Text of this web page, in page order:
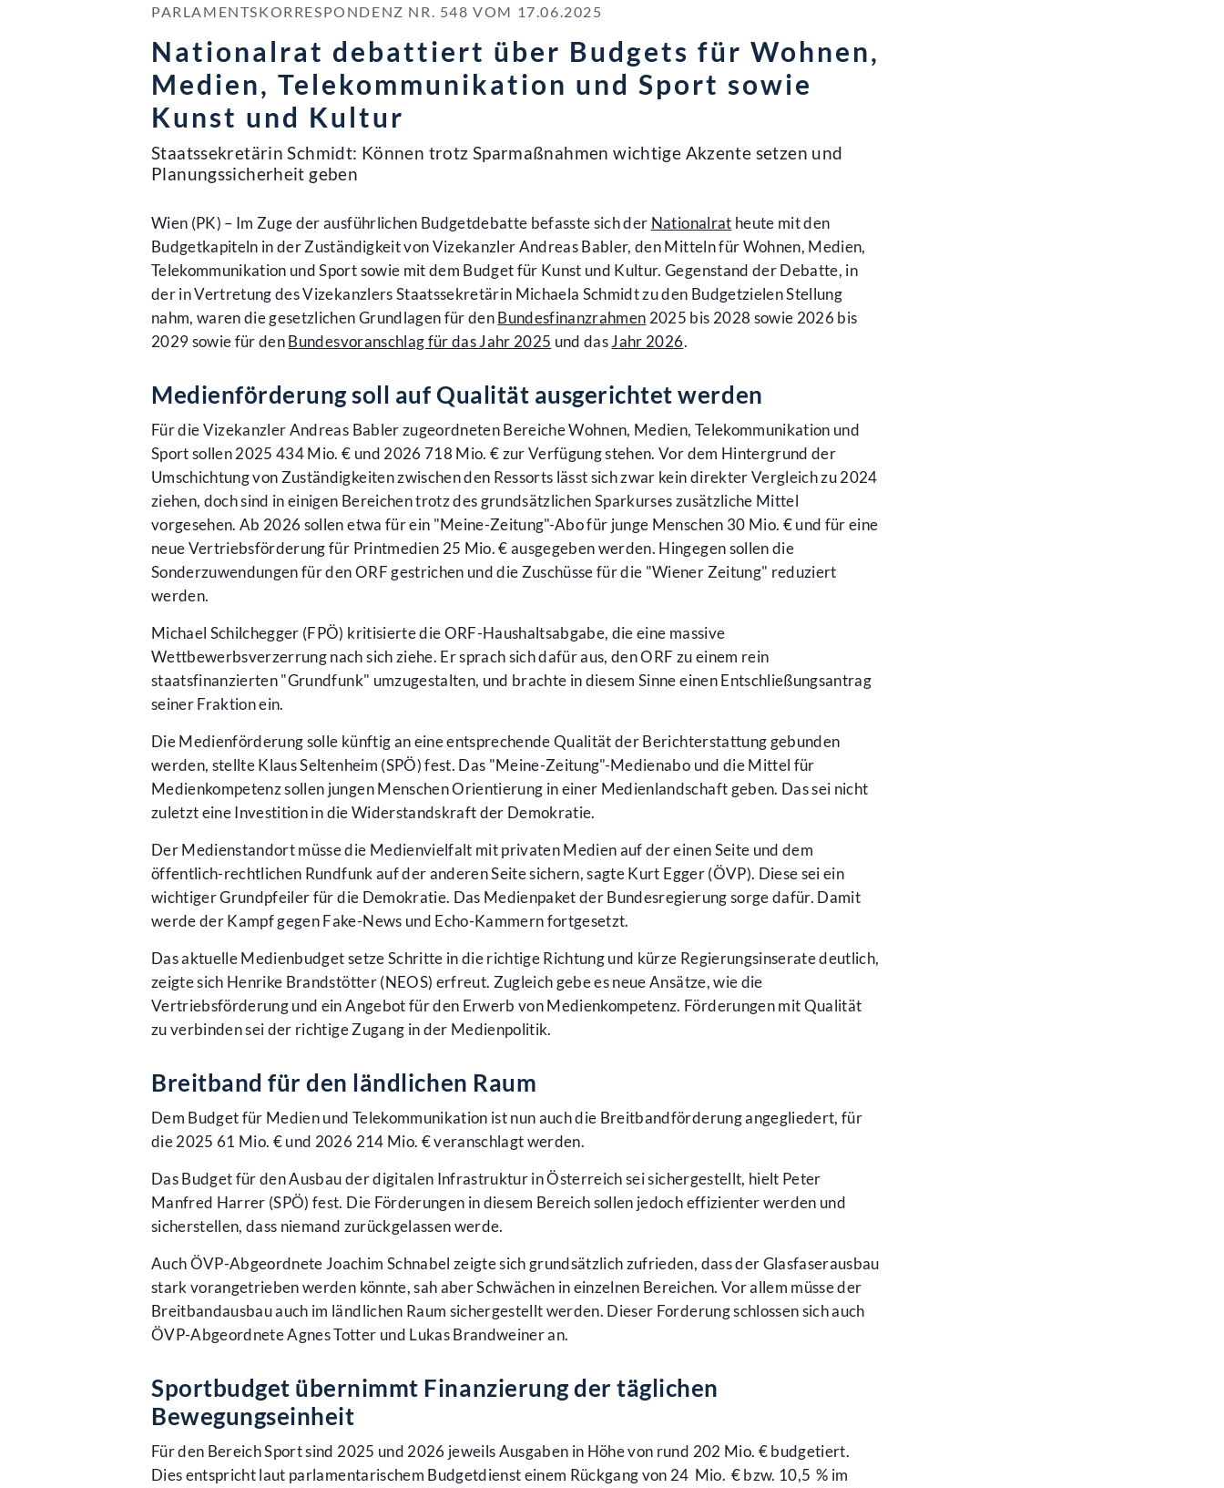
PARLAMENTSKORRESPONDENZ NR. 548 VOM 17.06.2025
Nationalrat debattiert über Budgets für Wohnen,
Medien, Telekommunikation und Sport sowie
Kunst und Kultur
Staatssekretärin Schmidt: Können trotz Sparmaßnahmen wichtige Akzente setzen und
Planungssicherheit geben
Wien (PK) – Im Zuge der ausführlichen Budgetdebatte befasste sich der Nationalrat heute mit den
Budgetkapiteln in der Zuständigkeit von Vizekanzler Andreas Babler, den Mitteln für Wohnen, Medien,
Telekommunikation und Sport sowie mit dem Budget für Kunst und Kultur. Gegenstand der Debatte, in
der in Vertretung des Vizekanzlers Staatssekretärin Michaela Schmidt zu den Budgetzielen Stellung
nahm, waren die gesetzlichen Grundlagen für denBundesfinanzrahmen 2025 bis 2028 sowie 2026 bis
2029 sowie für denBundesvoranschlag für das Jahr 2025 und dasJahr 2026.
Medienförderung soll auf Qualität ausgerichtet werden
Für die Vizekanzler Andreas Babler zugeordneten Bereiche Wohnen, Medien, Telekommunikation und
Sport sollen 2025 434 Mio. € und 2026 718 Mio. € zur Verfügung stehen. Vor dem Hintergrund der
Umschichtung von Zuständigkeiten zwischen den Ressorts lässt sich zwar kein direkter Vergleich zu 2024
ziehen, doch sind in einigen Bereichen trotz des grundsätzlichen Sparkurses zusätzliche Mittel
vorgesehen. Ab 2026 sollen etwa für ein "Meine-Zeitung"-Abo für junge Menschen 30 Mio. € und für eine
neue Vertriebsförderung für Printmedien 25 Mio. € ausgegeben werden. Hingegen sollen die
Sonderzuwendungen für den ORF gestrichen und die Zuschüsse für die "Wiener Zeitung" reduziert
werden.
Michael Schilchegger (FPÖ) kritisierte die ORF-Haushaltsabgabe, die eine massive
Wettbewerbsverzerrung nach sich ziehe. Er sprach sich dafür aus, den ORF zu einem rein
staatsfinanzierten "Grundfunk" umzugestalten, und brachte in diesem Sinne einen Entschließungsantrag
seiner Fraktion ein.
Die Medienförderung solle künftig an eine entsprechende Qualität der Berichterstattung gebunden
werden, stellte Klaus Seltenheim (SPÖ) fest. Das "Meine-Zeitung"-Medienabo und die Mittel für
Medienkompetenz sollen jungen Menschen Orientierung in einer Medienlandschaft geben. Das sei nicht
zuletzt eine Investition in die Widerstandskraft der Demokratie.
Der Medienstandort müsse die Medienvielfalt mit privaten Medien auf der einen Seite und dem
öffentlich-rechtlichen Rundfunk auf der anderen Seite sichern, sagte Kurt Egger (ÖVP). Diese sei ein
wichtiger Grundpfeiler für die Demokratie. Das Medienpaket der Bundesregierung sorge dafür. Damit
werde der Kampf gegen Fake-News und Echo-Kammern fortgesetzt.
Das aktuelle Medienbudget setze Schritte in die richtige Richtung und kürze Regierungsinserate deutlich,
zeigte sich Henrike Brandstötter (NEOS) erfreut. Zugleich gebe es neue Ansätze, wie die
Vertriebsförderung und ein Angebot für den Erwerb von Medienkompetenz. Förderungen mit Qualität
zu verbinden sei der richtige Zugang in der Medienpolitik.
Breitband für den ländlichen Raum
Dem Budget für Medien und Telekommunikation ist nun auch die Breitbandförderung angegliedert, für
die 2025 61 Mio. € und 2026 214 Mio. € veranschlagt werden.
Das Budget für den Ausbau der digitalen Infrastruktur in Österreich sei sichergestellt, hielt Peter
Manfred Harrer (SPÖ) fest. Die Förderungen in diesem Bereich sollen jedoch effizienter werden und
sicherstellen, dass niemand zurückgelassen werde.
Auch ÖVP-Abgeordnete Joachim Schnabel zeigte sich grundsätzlich zufrieden, dass der Glasfaserausbau
stark vorangetrieben werden könnte, sah aber Schwächen in einzelnen Bereichen. Vor allem müsse der
Breitbandausbau auch im ländlichen Raum sichergestellt werden. Dieser Forderung schlossen sich auch
ÖVP-Abgeordnete Agnes Totter und Lukas Brandweiner an.
Sportbudget übernimmt Finanzierung der täglichen
Bewegungseinheit
Für den Bereich Sport sind 2025 und 2026 jeweils Ausgaben in Höhe von rund 202 Mio. € budgetiert.
Dies entspricht laut parlamentarischem Budgetdienst einem Rückgang von 24 Mio. € bzw. 10,5 % im